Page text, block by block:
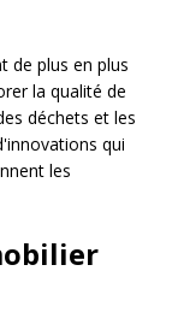
de plus en plus
la qualité de
déchets et les
qui
les